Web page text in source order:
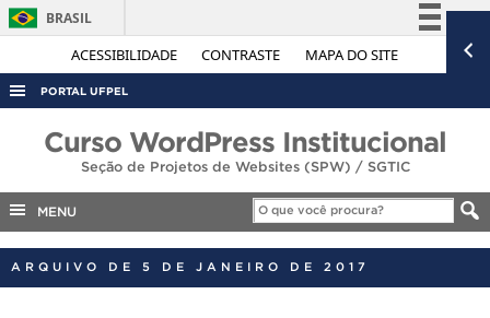
ACESSIBILIDADE CONTRASTE MAPA DO SITE
BRASIL
Simplifique!
Acesso à informação
Canais
PORTAL UFPEL
AUDITORIA
Curso WordPress Institucional
Seção de Projetos de Websites (SPW) / SGTIC
MENU
ARQUIVO DE 5 DE JANEIRO DE 2017